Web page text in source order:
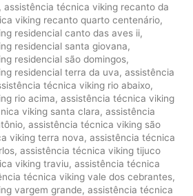
, assistência técnica viking recanto da
viking recanto quarto centenário,
residencial canto das aves ii,
residencial santa giovana,
residencial são domingos,
residencial terra da uva, assistência
técnica viking rio abaixo,
rio acima, assistência técnica viking
viking santa clara, assistência
, assistência técnica viking são
viking terra nova, assistência técnica
, assistência técnica viking tijuco
viking traviu, assistência técnica
técnica viking vale dos cebrantes,
vargem grande, assistência técnica